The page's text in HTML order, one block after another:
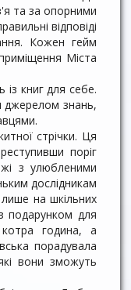
та за опор­ними
відповіді
Кожен гейм
Міста
із книг для себе.
джерелом знань,
стрічки. Ця
поріг
з улюбленими
дослідникам
на шкільних
подарунком для
година, а
порадувала
вони зможуть